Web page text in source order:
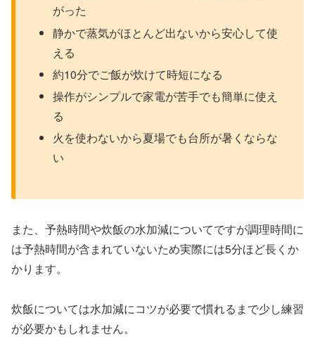
がった
静かで蒸気がほとんど出ないから安心して使
える
約10分でご飯が炊けて時短になる
操作がシンプルで家電が苦手でも簡単に使え
る
火を使わないから夏場でも台所が暑くならな
い
また、予熱時間や炊飯の水加減についてですが調理時間に
は予熱時間が含まれていないため実際には5分ほど長くか
かります。
炊飯については水加減にコツが必要で慣れるまで少し練習
が必要かもしれません。